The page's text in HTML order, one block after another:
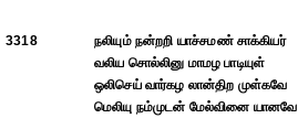
3318
நலியும் நன்றறி யாச்சமண் சாக்கியர்
வலிய சொல்லினு மாமழ பாடியுள்
ஒலிசெய் வார்கழ லான்திற முள்கவே
மெலியு நம்முடன் மேல்வினை யானவே